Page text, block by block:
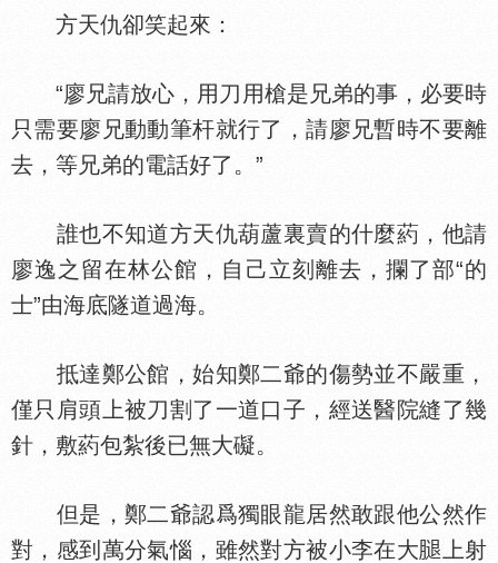
方天仇卻笑起來：
“廖兄請放心，用刀用槍是兄弟的事，必要時
只需要廖兄動動筆杆就行了，請廖兄暫時不要離
去，等兄弟的電話好了。”
誰也不知道方天仇葫蘆裏賣的什麼葯，他請
廖逸之留在林公館，自己立刻離去，攔了部“的
士”由海底隧道過海。
抵達鄭公館，始知鄭二爺的傷勢並不嚴重，
僅只肩頭上被刀割了一道口子，經送醫院縫了幾
針，敷葯包紮後已無大礙。
但是，鄭二爺認爲獨眼龍居然敢跟他公然作
對，感到萬分氣惱，雖然對方被小李在大
上射